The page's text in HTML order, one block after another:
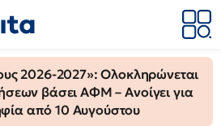
2026-2027»: Ολοκληρώνεται
βάσει ΑΦΜ – Ανοίγει για
από 10 Αυγούστου